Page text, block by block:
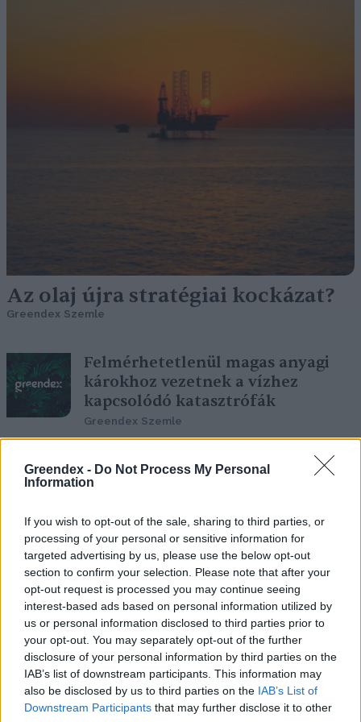
Greendex - Do Not Process My Personal
Information
If you wish to opt-out of the sale, sharing to third parties, or
processing of your personal or sensitive information for
targeted advertising by us, please use the below opt-out
section to confirm your selection. Please note that after your
opt-out request is processed you may continue seeing
interest-based ads based on personal information utilized by
us or personal information disclosed to third parties prior to
your opt-out. You may separately opt-out of the further
disclosure of your personal information by third parties on the
IAB’s list of downstream participants. This information may
also be disclosed by us to third parties on the IAB’s List of
Downstream Participants that may further disclose it to other
Az olaj újra stratégiai kockázat?
Greendex Szemle
Felmérhetetlenül magas anyagi
károkhoz vezetnek a vízhez
kapcsolódó katasztrófák
Greendex Szemle
Több mint negyedével csökkent a
Greendex Szemle
A globális GDP 4%-át veszélyezteti
a klímaváltozás
Greendex Szemle
Megszűnik a globalizáció, ahogy